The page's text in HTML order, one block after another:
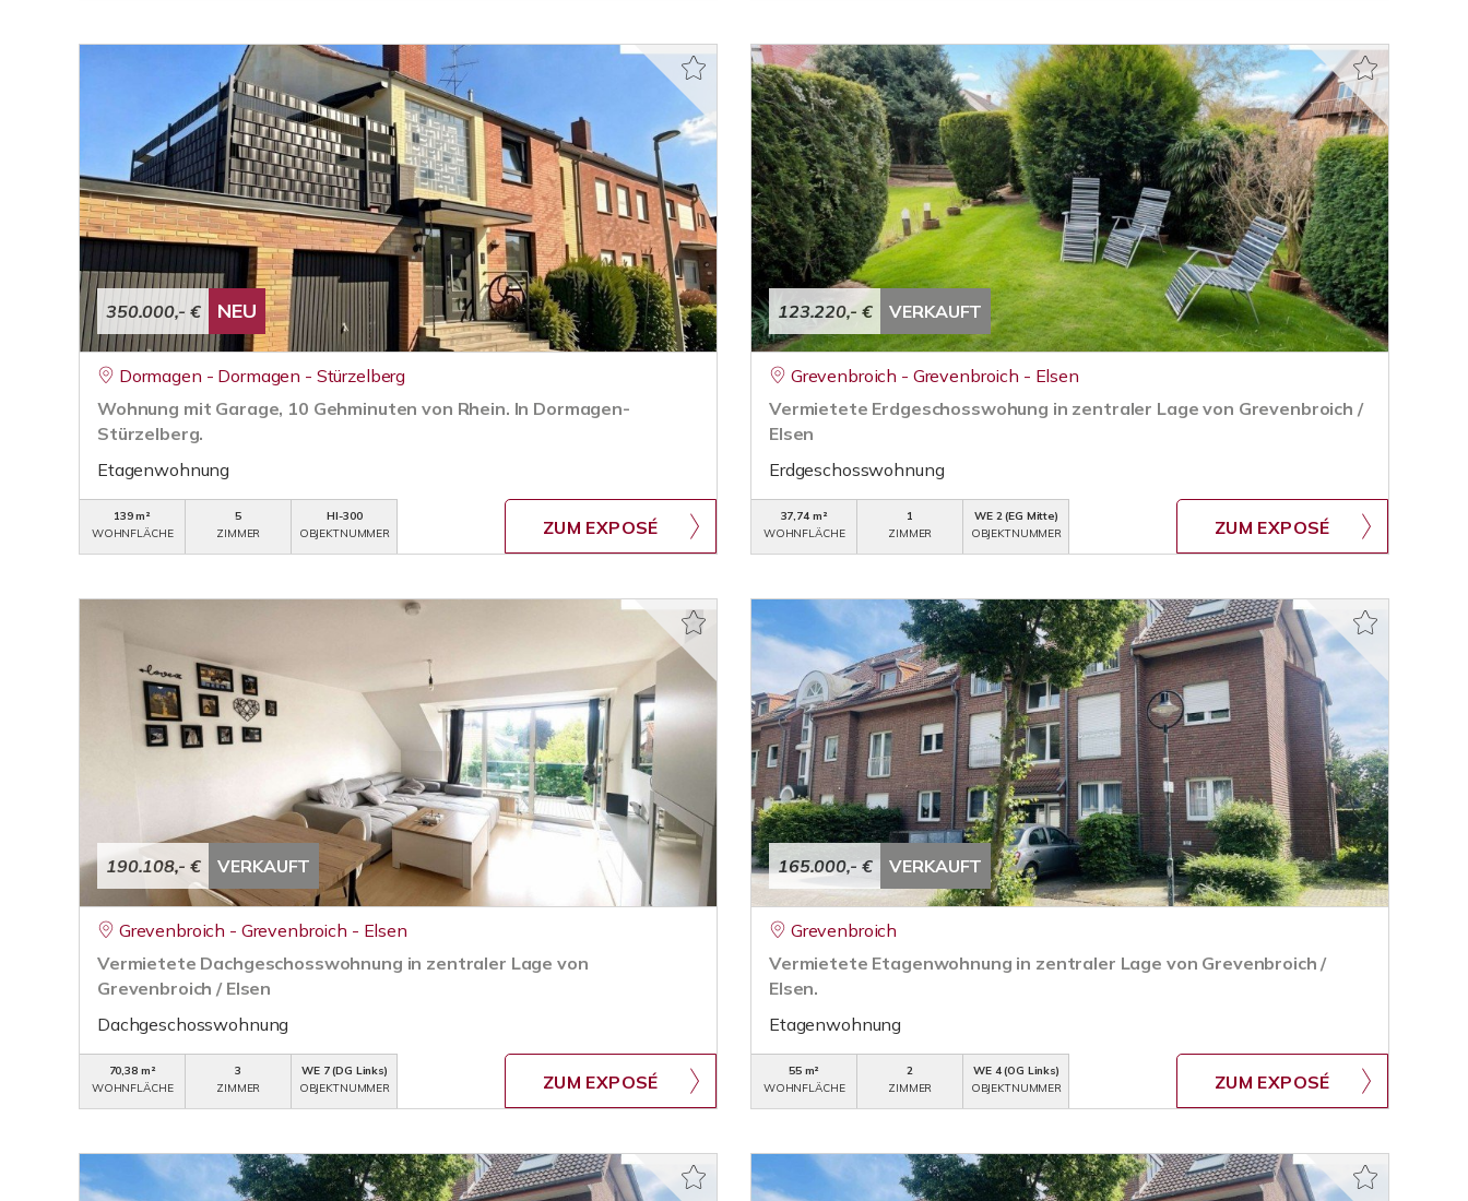
350.000,- € NEU
Dormagen - Dormagen - Stürzelberg
Wohnung mit Garage, 10 Gehminuten von Rhein. In Dormagen-
Stürzelberg.
Etagenwohnung
139 m²
WOHNFLÄCHE
5
ZIMMER
HI-300
OBJEKTNUMMER
ZUM EXPOSÉ
123.220,- € VERKAUFT
Grevenbroich - Grevenbroich - Elsen
Vermietete Erdgeschosswohung in zentraler Lage von Grevenbroich /
Elsen
Erdgeschosswohnung
37,74 m²
WOHNFLÄCHE
1
ZIMMER
WE 2 (EG Mitte)
OBJEKTNUMMER
ZUM EXPOSÉ
190.108,- € VERKAUFT
Grevenbroich - Grevenbroich - Elsen
Vermietete Dachgeschosswohnung in zentraler Lage von
Grevenbroich / Elsen
Dachgeschosswohnung
70,38 m²
WOHNFLÄCHE
3
ZIMMER
WE 7 (DG Links)
OBJEKTNUMMER
ZUM EXPOSÉ
165.000,- € VERKAUFT
Grevenbroich
Vermietete Etagenwohnung in zentraler Lage von Grevenbroich /
Elsen.
Etagenwohnung
55 m²
WOHNFLÄCHE
2
ZIMMER
WE 4 (OG Links)
OBJEKTNUMMER
ZUM EXPOSÉ